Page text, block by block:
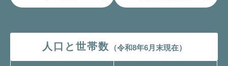
人口と世帯数 （令和8年6月末現在）